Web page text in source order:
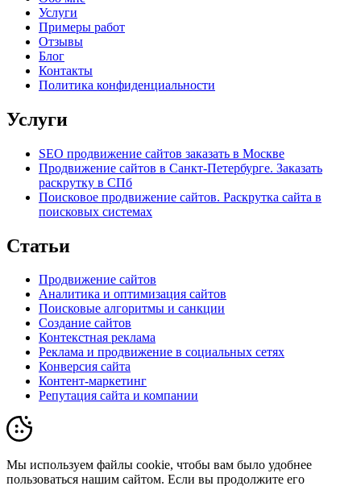
Услуги
Примеры работ
Отзывы
Блог
Контакты
Политика конфиденциальности
Услуги
SEO продвижение сайтов заказать в Москве
Продвижение сайтов в Санкт-Петербурге. Заказать
раскрутку в СПб
Поисковое продвижение сайтов. Раскрутка сайта в
поисковых системах
Статьи
Продвижение сайтов
Аналитика и оптимизация сайтов
Поисковые алгоритмы и санкции
Создание сайтов
Контекстная реклама
Реклама и продвижение в социальных сетях
Конверсия сайта
Контент-маркетинг
Репутация сайта и компании
Мы используем файлы cookie, чтобы вам было удобнее
пользоваться нашим сайтом. Если вы продолжите его